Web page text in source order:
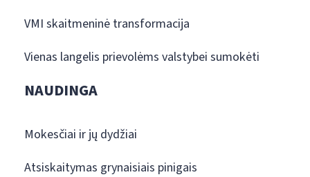
VMI skaitmeninė transformacija
Vienas langelis prievolėms valstybei sumokėti
NAUDINGA
Mokesčiai ir jų dydžiai
Atsiskaitymas grynaisiais pinigais